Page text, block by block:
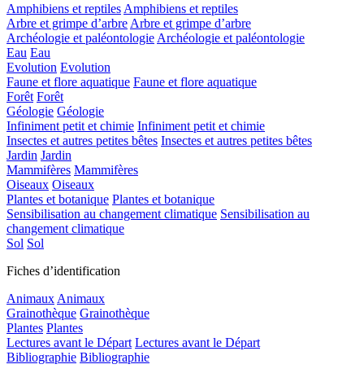
Amphibiens et reptiles Amphibiens et reptiles
Arbre et grimpe d’arbre Arbre et grimpe d’arbre
Archéologie et paléontologie Archéologie et paléontologie
Eau Eau
Evolution Evolution
Faune et flore aquatique Faune et flore aquatique
Forêt Forêt
Géologie Géologie
Infiniment petit et chimie Infiniment petit et chimie
Insectes et autres petites bêtes Insectes et autres petites bêtes
Jardin Jardin
Mammifères Mammifères
Oiseaux Oiseaux
Plantes et botanique Plantes et botanique
Sensibilisation au changement climatique Sensibilisation au
changement climatique
Sol Sol
Fiches d’identification
Animaux Animaux
Grainothèque Grainothèque
Plantes Plantes
Lectures avant le Départ Lectures avant le Départ
Bibliographie Bibliographie